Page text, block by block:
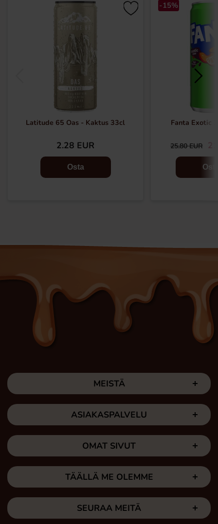
Latitude 65 Oas - Kaktus 33cl
2.28 EUR
Osta
-15%
Fanta Exotic
25.80 EUR
MEISTÄ
ASIAKASPALVELU
OMAT SIVUT
TÄÄLLÄ ME OLEMME
SEURAA MEITÄ